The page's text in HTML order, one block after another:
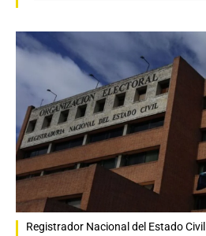
Registrador Nacional del Estado Civil